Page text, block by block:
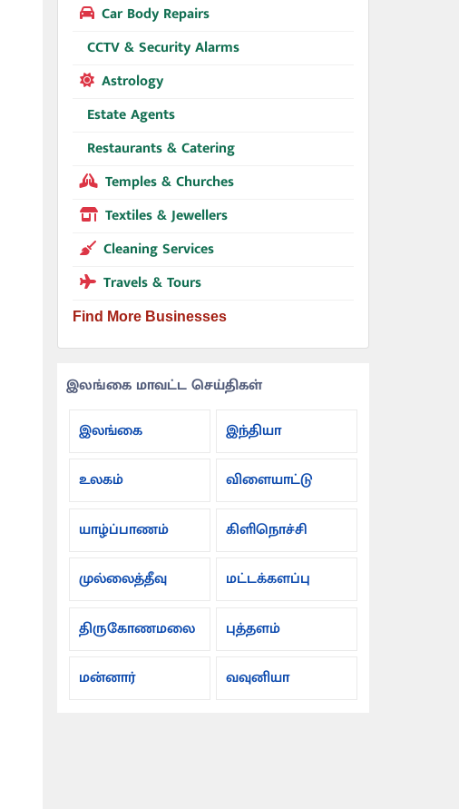
Car Body Repairs
CCTV & Security Alarms
Astrology
Estate Agents
Restaurants & Catering
Temples & Churches
Textiles & Jewellers
Cleaning Services
Travels & Tours
Find More Businesses
இலங்கை மாவட்ட செய்திகள்
இலங்கை
இந்தியா
உலகம் விளையாட்டு
யாழ்ப்பாணம் கிளிநொச்சி
முல்லைத்தீவு மட்டக்களப்பு
திருகோணமலை புத்தளம்
மன்னார் வவுனியா